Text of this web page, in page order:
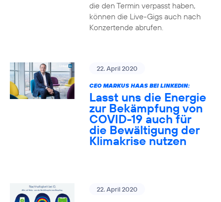
die den Termin verpasst haben,
können die Live-Gigs auch nach
Konzertende abrufen.
22. April 2020
CEO MARKUS HAAS BEI LINKEDIN:
Lasst uns die Energie
zur Bekämpfung von
COVID-19 auch für
die Bewältigung der
Klimakrise nutzen
22. April 2020